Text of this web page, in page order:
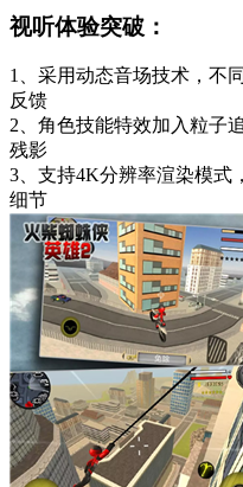
视听体验突破：
1、采用动态音场技术，不
反馈
2、角色技能特效加入粒子
残影
3、支持4K分辨率渲染模式
细节